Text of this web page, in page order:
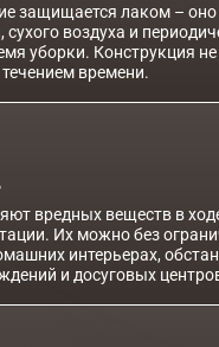
защищается лаком – оно
воздуха и
уборки. Конструкция не
времени.
вредных веществ в
Их можно без
интерьерах,
и досуговых